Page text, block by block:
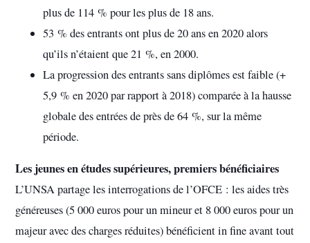
plus de 114 % pour les plus de 18 ans.
53 % des entrants ont plus de 20 ans en 2020 alors
qu’ils n’étaient que 21 %, en 2000.
La progression des entrants sans diplômes est faible (+
5,9 % en 2020 par rapport à 2018) comparée à la hausse
globale des entrées de près de 64 %, sur la même
période.
Les jeunes en études supérieures, premiers bénéficiaires
L’UNSA partage les interrogations de l’OFCE : les aides très
généreuses (5 000 euros pour un mineur et 8 000 euros pour un
majeur avec des charges réduites) bénéficient in fine avant tout